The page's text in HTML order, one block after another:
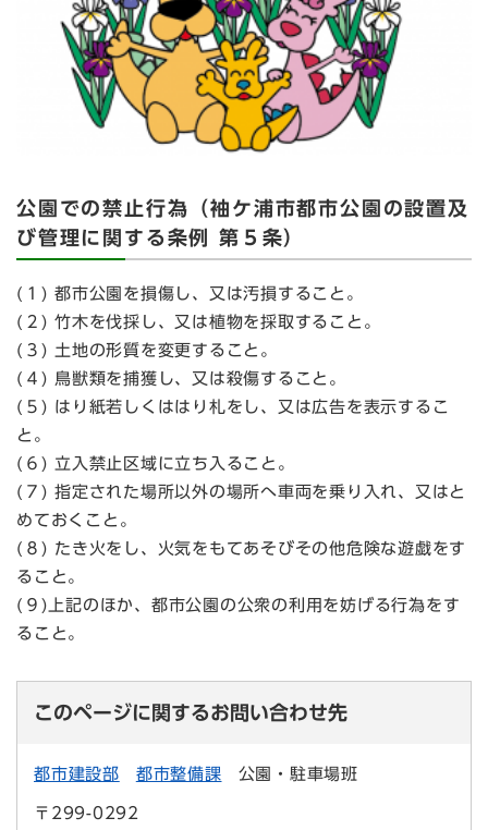
公園での禁止行為（袖ケ浦市都市公園の設置及
び管理に関する条例 第５条）
(１) 都市公園を損傷し、又は汚損すること。
(２) 竹木を伐採し、又は植物を採取すること。
(３) 土地の形質を変更すること。
(４) 鳥獣類を捕獲し、又は殺傷すること。
(５) はり紙若しくははり札をし、又は広告を表示するこ
と。
(６) 立入禁止区域に立ち入ること。
(７) 指定された場所以外の場所へ車両を乗り入れ、又はと
めておくこと。
(８) たき火をし、火気をもてあそびその他危険な遊戯をす
ること。
(９)上記のほか、都市公園の公衆の利用を妨げる行為をす
ること。
このページに関するお問い合わせ先
都市建設部 都市整備課 公園・駐車場班
〒299-0292